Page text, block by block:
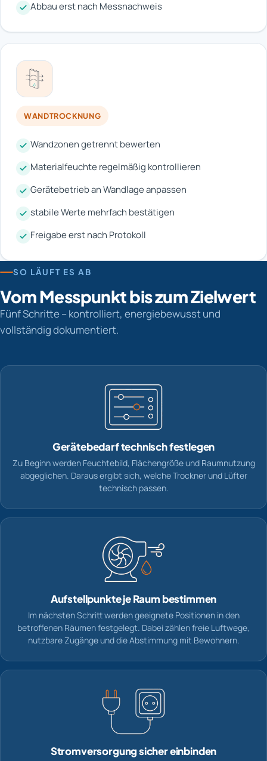
Abbau erst nach Messnachweis
WANDTROCKNUNG
Wandzonen getrennt bewerten
Materialfeuchte regelmäßig kontrollieren
Gerätebetrieb an Wandlage anpassen
stabile Werte mehrfach bestätigen
Freigabe erst nach Protokoll
SO LÄUFT ES AB
Vom Messpunkt bis zum Zielwert
Fünf Schritte – kontrolliert, energiebewusst und
vollständig dokumentiert.
Gerätebedarf technisch festlegen
Zu Beginn werden Feuchtebild, Flächengröße und Raumnutzung
abgeglichen. Daraus ergibt sich, welche Trockner und Lüfter
technisch passen.
Aufstellpunkte je Raum bestimmen
Im nächsten Schritt werden geeignete Positionen in den
betroffenen Räumen festgelegt. Dabei zählen freie Luftwege,
nutzbare Zugänge und die Abstimmung mit Bewohnern.
Stromversorgung sicher einbinden